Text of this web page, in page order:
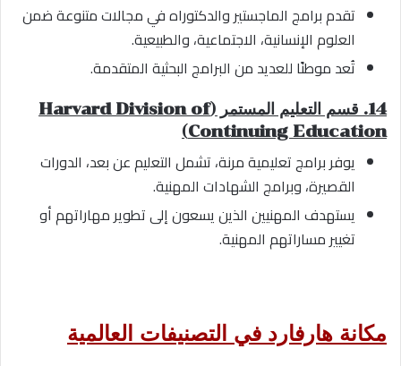
تقدم برامج الماجستير والدكتوراه في مجالات متنوعة ضمن
العلوم الإنسانية، الاجتماعية، والطبيعية.
تُعد موطنًا للعديد من البرامج البحثية المتقدمة.
14. قسم التعليم المستمر (Harvard Division of
Continuing Education)
يوفر برامج تعليمية مرنة، تشمل التعليم عن بعد، الدورات
القصيرة، وبرامج الشهادات المهنية.
يستهدف المهنيين الذين يسعون إلى تطوير مهاراتهم أو
تغيير مساراتهم المهنية.
مكانة هارفارد في التصنيفات العالمية